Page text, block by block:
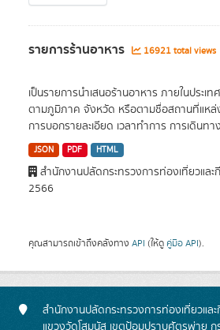
รายการร้านอาหาร 16921 total views
เป็นรายการนำเสนอร้านอาหาร ภายในประเ
ตามภูมิภาค จังหวัด หรือตามชื่อสถานที่แหล่
การบอกรายละเอียด เวลาทำการ การเดินท
JSON PDF HTML
สำนักงานปลัดกระทรวงการท่องเที่ยวและ
2566
คุณสามารถเข้าถึงคลังทาง API (ให้ดู คู่มือ API).
สำนักงานปลัดกระทรวงการท่องเที่ยวแล
แขวงวัดโสมนัส เขตป้อมปราบศัตรูพ่าย